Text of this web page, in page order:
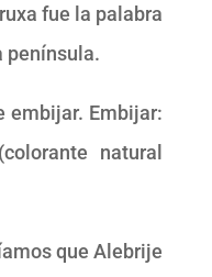
fue la palabra
península.
embijar. Embijar:
natural
que Alebrije